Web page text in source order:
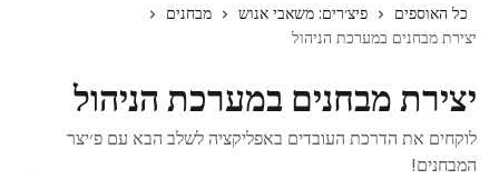
כל האוספים פיצ׳רים: משאבי אנוש
מבחנים
יצירת מבחנים במערכת הניהול
יצירת מבחנים במערכת הניהול
לוקחים את הדרכת העובדים באפליקציה לשלב הבא עם פ׳יצר
המבחנים!